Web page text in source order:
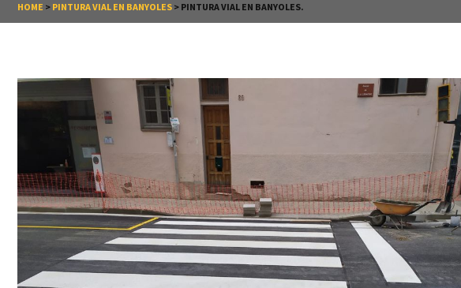
HOME > PINTURA VIAL EN BANYOLES > PINTURA VIAL EN BANYOLES.